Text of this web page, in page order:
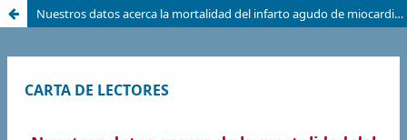
Nuestros datos acerca la mortalidad del infarto agudo de miocardio con elevación del segmento ST